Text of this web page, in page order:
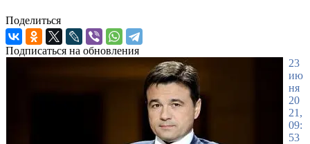
Поделиться
Подписаться на обновления
23
ию
ня
20
21,
09:
53